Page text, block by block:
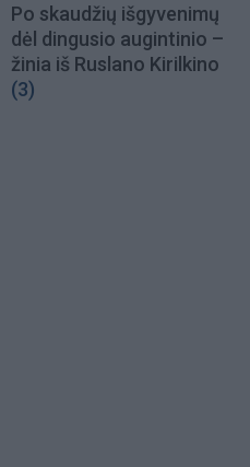
Po skaudžių išgyvenimų
dėl dingusio augintinio –
žinia iš Ruslano Kirilkino
(3)